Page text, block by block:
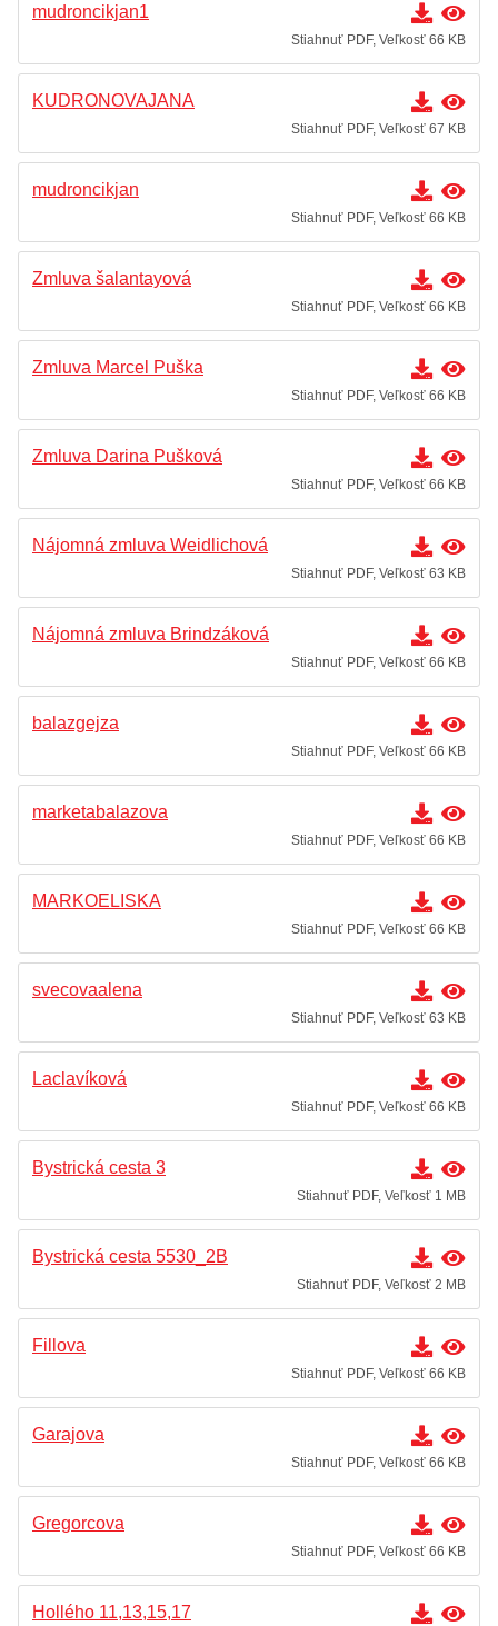
mudroncikjan1
Stiahnuť PDF, Veľkosť 66 KB
KUDRONOVAJANA
Stiahnuť PDF, Veľkosť 67 KB
mudroncikjan
Stiahnuť PDF, Veľkosť 66 KB
Zmluva šalantayová
Stiahnuť PDF, Veľkosť 66 KB
Zmluva Marcel Puška
Stiahnuť PDF, Veľkosť 66 KB
Zmluva Darina Pušková
Stiahnuť PDF, Veľkosť 66 KB
Nájomná zmluva Weidlichová
Stiahnuť PDF, Veľkosť 63 KB
Nájomná zmluva Brindzáková
Stiahnuť PDF, Veľkosť 66 KB
balazgejza
Stiahnuť PDF, Veľkosť 66 KB
marketabalazova
Stiahnuť PDF, Veľkosť 66 KB
MARKOELISKA
Stiahnuť PDF, Veľkosť 66 KB
svecovaalena
Stiahnuť PDF, Veľkosť 63 KB
Laclavíková
Stiahnuť PDF, Veľkosť 66 KB
Bystrická cesta 3
Stiahnuť PDF, Veľkosť 1 MB
Bystrická cesta 5530_2B
Stiahnuť PDF, Veľkosť 2 MB
Fillova
Stiahnuť PDF, Veľkosť 66 KB
Garajova
Stiahnuť PDF, Veľkosť 66 KB
Gregorcova
Stiahnuť PDF, Veľkosť 66 KB
Hollého 11,13,15,17